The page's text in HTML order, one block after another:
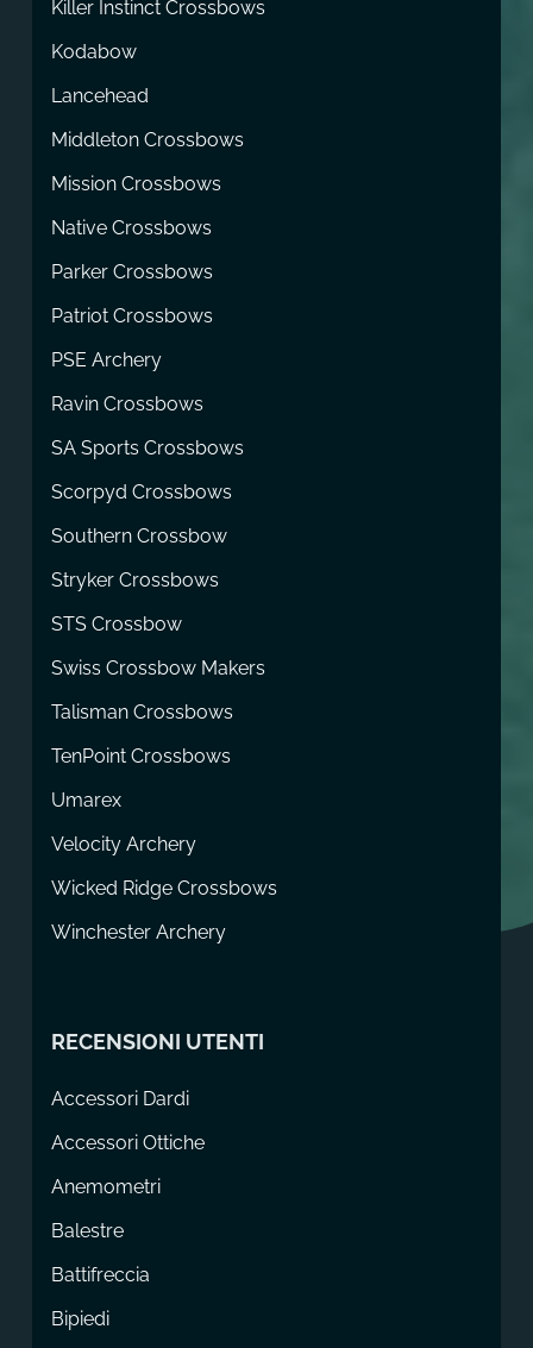
Killer Instinct Crossbows
Kodabow
Lancehead
Middleton Crossbows
Mission Crossbows
Native Crossbows
Parker Crossbows
Patriot Crossbows
PSE Archery
Ravin Crossbows
SA Sports Crossbows
Scorpyd Crossbows
Southern Crossbow
Stryker Crossbows
STS Crossbow
Swiss Crossbow Makers
Talisman Crossbows
TenPoint Crossbows
Umarex
Velocity Archery
Wicked Ridge Crossbows
Winchester Archery
RECENSIONI UTENTI
Accessori Dardi
Accessori Ottiche
Anemometri
Balestre
Battifreccia
Bipiedi